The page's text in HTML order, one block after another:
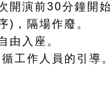
開演前30分鐘開
)，隔場作廢。
由入座。
工作人員的引導。